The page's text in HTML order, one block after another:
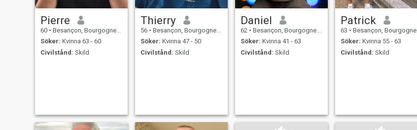
Pierre
60 • Besançon, Bourgogne-Franche-Comté, Frankrike
Söker: Kvinna 63 - 60
Civilstånd: Skild
Thierry
56 • Besançon, Bourgogne-Franche-Comté, Frankrike
Söker: Kvinna 47 - 50
Civilstånd: Skild
Daniel
62 • Besançon, Bourgogne-Franche-Comté, Frankrike
Söker: Kvinna 41 - 63
Civilstånd: Skild
Patrick
63 • Besançon, Bourgogne-Franche-Comté, Frankrike
Söker: Kvinna 55 - 63
Civilstånd: Skild